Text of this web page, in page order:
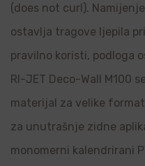
(does not curl).
ostavlja tragove ljepila
pravilno koristi, podloga
RI-JET Deco-Wall M100
materijal za velike
za unutrašnje zidne
monomerni kalendrirani